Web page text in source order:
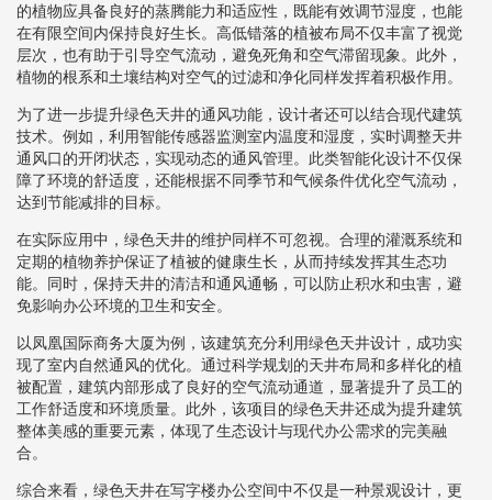
的植物应具备良好的蒸腾能力和适应性，既能有效调节湿度，也能
在有限空间内保持良好生长。高低错落的植被布局不仅丰富了视觉
层次，也有助于引导空气流动，避免死角和空气滞留现象。此外，
植物的根系和土壤结构对空气的过滤和净化同样发挥着积极作用。
为了进一步提升绿色天井的通风功能，设计者还可以结合现代建筑
技术。例如，利用智能传感器监测室内温度和湿度，实时调整天井
通风口的开闭状态，实现动态的通风管理。此类智能化设计不仅保
障了环境的舒适度，还能根据不同季节和气候条件优化空气流动，
达到节能减排的目标。
在实际应用中，绿色天井的维护同样不可忽视。合理的灌溉系统和
定期的植物养护保证了植被的健康生长，从而持续发挥其生态功
能。同时，保持天井的清洁和通风通畅，可以防止积水和虫害，避
免影响办公环境的卫生和安全。
以凤凰国际商务大厦为例，该建筑充分利用绿色天井设计，成功实
现了室内自然通风的优化。通过科学规划的天井布局和多样化的植
被配置，建筑内部形成了良好的空气流动通道，显著提升了员工的
工作舒适度和环境质量。此外，该项目的绿色天井还成为提升建筑
整体美感的重要元素，体现了生态设计与现代办公需求的完美融
合。
综合来看，绿色天井在写字楼办公空间中不仅是一种景观设计，更